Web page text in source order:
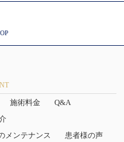
施術料金
Q&A
メンテナンス
患者様の声